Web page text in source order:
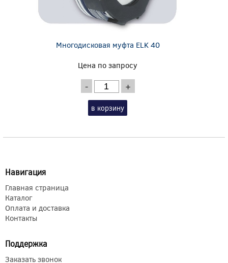
Многодисковая муфта ELK 40
Цена по запросу
- +
в корзину
Навигация
Главная страница
Каталог
Оплата и доставка
Контакты
Поддержка
Заказать звонок